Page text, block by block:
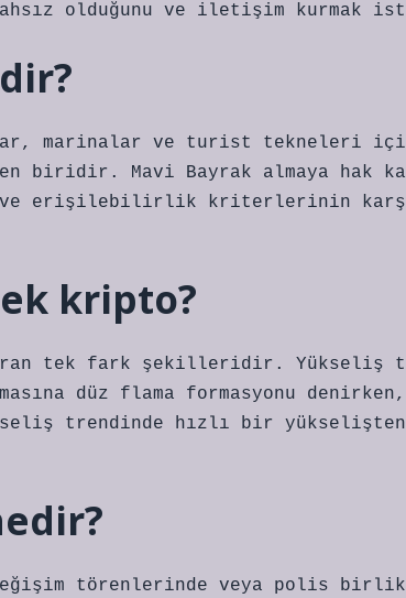
olduğunu ve iletişim kurmak
marinalar ve turist tekneleri için
biridir. Mavi Bayrak almaya hak
erişilebilirlik kriterlerinin
kripto?
tek fark şekilleridir. Yükseliş
düz flama formasyonu
trendinde hızlı bir
törenlerinde veya polis